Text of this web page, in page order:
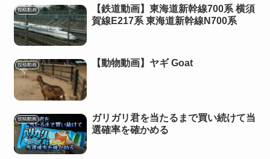
投稿動画
【鉄道動画】東海道新幹線700系 横須
賀線E217系 東海道新幹線N700系
投稿動画 【動物動画】ヤギ Goat
投稿動画
ガリガリ君を当たるまで買い続けて当
選確率を確かめる